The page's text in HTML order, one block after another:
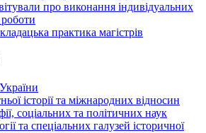
про виконання індивідуальних
роботи
практика магістрів
історії та міжнародних відносин
соціальних та політичних наук
та спеціальних галузей історичної